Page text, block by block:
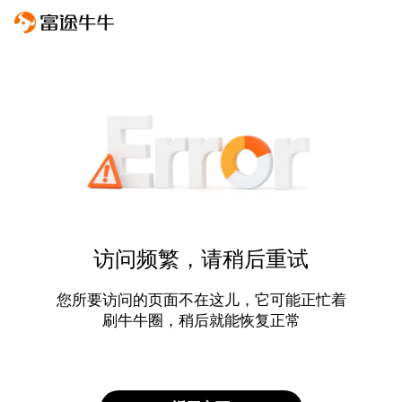
访问频繁，请稍后重试
您所要访问的页面不在这儿，它可能正忙着
刷牛牛圈，稍后就能恢复正常